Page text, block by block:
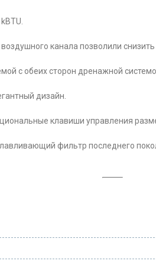
канала позволили
с обеих сторон дренажной
дизайн.
клавиши управления
фильтр последнего